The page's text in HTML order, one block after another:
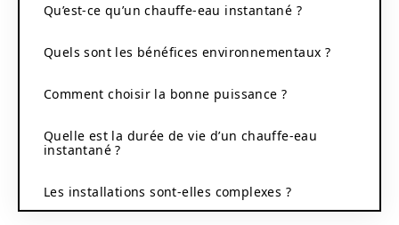
Qu’est-ce qu’un chauffe-eau instantané ?
Quels sont les bénéfices environnementaux ?
Comment choisir la bonne puissance ?
Quelle est la durée de vie d’un chauffe-eau
instantané ?
Les installations sont-elles complexes ?